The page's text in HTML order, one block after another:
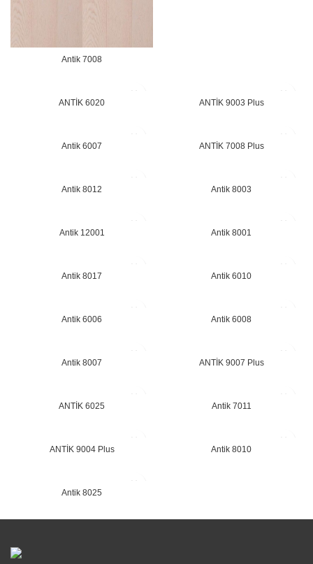
Antik 7008
ANTİK 6020 ANTİK 9003 Plus
Antik 6007 ANTİK 7008 Plus
Antik 8012 Antik 8003
Antik 12001 Antik 8001
Antik 8017 Antik 6010
Antik 6006 Antik 6008
Antik 8007 ANTİK 9007 Plus
ANTİK 6025 Antik 7011
ANTİK 9004 Plus Antik 8010
Antik 8025